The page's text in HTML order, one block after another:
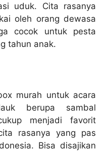
uduk. Cita rasanya
oleh orang dewasa
cocok untuk pesta
tahun anak.
murah untuk acara
berupa sambal
menjadi favorit
rasanya yang pas
Bisa disajikan